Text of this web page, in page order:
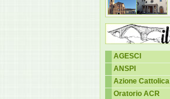
AGESCI
ANSPI
Azione Cattolica
Oratorio ACR